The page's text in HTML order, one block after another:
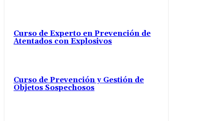
Curso de Experto en Prevención de
Atentados con Explosivos
Curso de Prevención y Gestión de
Objetos Sospechosos